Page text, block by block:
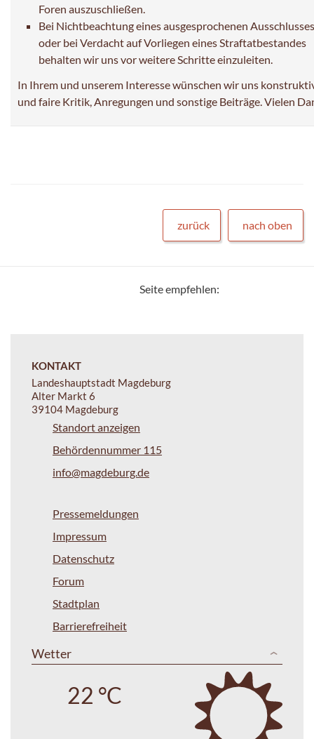
Foren auszuschließen.
Bei Nichtbeachtung eines ausgesprochenen Ausschlusses
oder bei Verdacht auf Vorliegen eines Straftatbestandes
behalten wir uns vor weitere Schritte einzuleiten.
In Ihrem und unserem Interesse wünschen wir uns
und faire Kritik, Anregungen und sonstige Beiträge. Vielen
zurück nach oben
Seite empfehlen:
KONTAKT
Landeshauptstadt Magdeburg
Alter Markt 6
39104 Magdeburg
Standort anzeigen
Behördennummer 115
info@magdeburg.de
Pressemeldungen
Impressum
Datenschutz
Forum
Stadtplan
Barrierefreiheit
Wetter
22 °C